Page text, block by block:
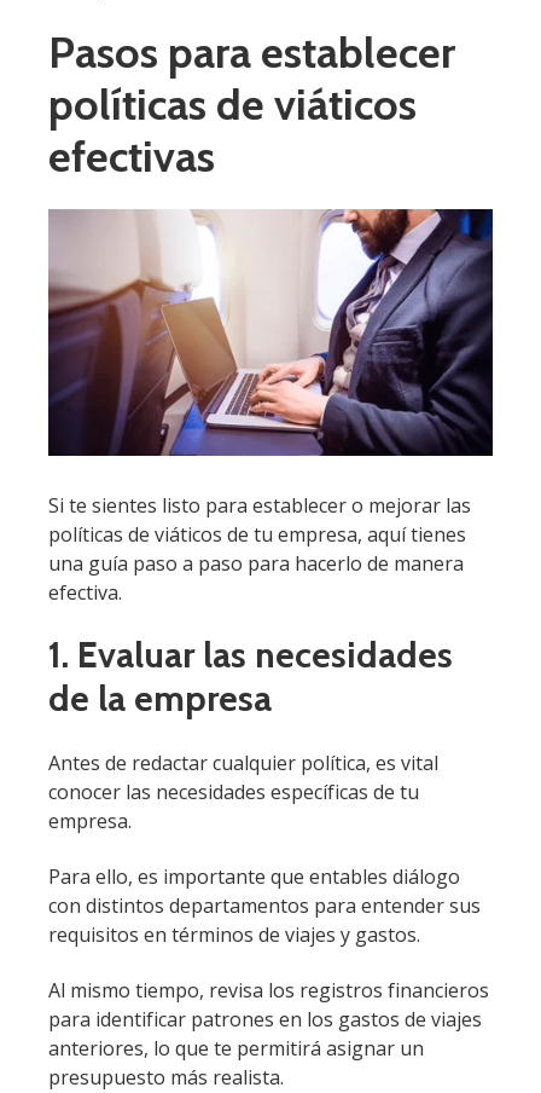
Pasos para establecer
políticas de viáticos
efectivas
Si te sientes listo para establecer o mejorar las
políticas de viáticos de tu empresa, aquí tienes
una guía paso a paso para hacerlo de manera
efectiva.
1. Evaluar las necesidades
de la empresa
Antes de redactar cualquier política, es vital
conocer las necesidades específicas de tu
empresa.
Para ello, es importante que entables diálogo
con distintos departamentos para entender sus
requisitos en términos de viajes y gastos.
Al mismo tiempo, revisa los registros financieros
para identificar patrones en los gastos de viajes
anteriores, lo que te permitirá asignar un
presupuesto más realista.